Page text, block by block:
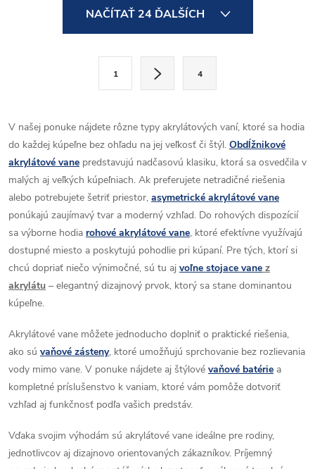
d
a
c
i
e
p
r
k
y
v
ý
p
NAČÍTAŤ 24 ĎALŠÍCH
á
n
k
o
v
a
n
i
e
1 4
V našej ponuke nájdete rôzne typy akrylátových vaní, ktoré sa hodia
do každej kúpeľne bez ohľadu na jej veľkosť či štýl. Obdĺžnikové
akrylátové vane predstavujú nadčasovú klasiku, ktorá sa osvedčila v
malých aj veľkých kúpeľniach. Ak preferujete netradičné riešenia
alebo potrebujete šetriť priestor, asymetrické akrylátové vane
ponúkajú zaujímavý tvar a moderný vzhľad. Do rohových dispozícií
sa výborne hodia rohové akrylátové vane, ktoré efektívne využívajú
dostupné miesto a poskytujú pohodlie pri kúpaní. Pre tých, ktorí si
chcú dopriať niečo výnimočné, sú tu aj voľne stojace vane z
akrylátu – elegantný dizajnový prvok, ktorý sa stane dominantou
kúpeľne.
Akrylátové vane môžete jednoducho doplniť o praktické riešenia,
ako sú vaňové zásteny, ktoré umožňujú sprchovanie bez rozlievania
vody mimo vane. V ponuke nájdete aj štýlové vaňové batérie a
kompletné príslušenstvo k vaniam, ktoré vám pomôže dotvoriť
vzhľad aj funkčnosť podľa vašich predstáv.
Vďaka svojim výhodám sú akrylátové vane ideálne pre rodiny,
jednotlivcov aj dizajnovo orientovaných zákazníkov. Príjemný